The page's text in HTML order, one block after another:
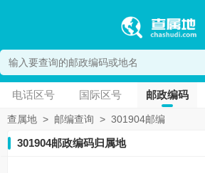
电话区号 国际区号 邮政编码
查属地 > 邮编查询 > 301904邮编
301904邮政编码归属地